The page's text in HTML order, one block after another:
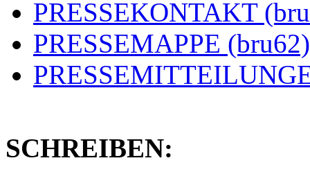
PRESSEKONTAKT
PRESSEMAPPE (bru62)
SCHREIBEN: